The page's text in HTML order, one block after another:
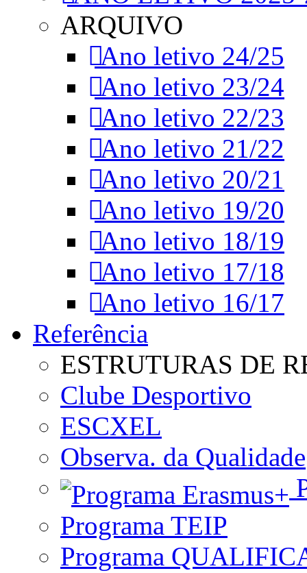
ARQUIVO
Ano letivo 24/25
Ano letivo 23/24
Ano letivo 22/23
Ano letivo 21/22
Ano letivo 20/21
Ano letivo 19/20
Ano letivo 18/19
Ano letivo 17/18
Ano letivo 16/17
Referência
ESTRUTURAS DE
Clube Desportivo
ESCXEL
Observa. da Qualidade
Programa TEIP
Programa